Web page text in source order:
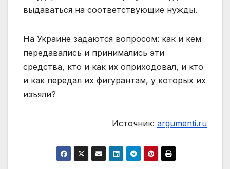
выдаваться на соответствующие нужды.
На Украине задаются вопросом: как и кем
передавались и принимались эти
средства, кто и как их оприходовал, и кто
и как передал их фигурантам, у которых их
изъяли?
Источник: argumenti.ru